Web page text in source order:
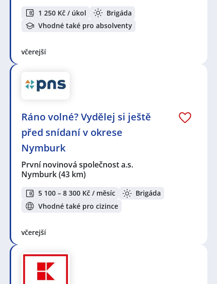
1 250 Kč / úkol
Brigáda
Vhodné také pro absolventy
včerejší
Ráno volné? Vydělej si ještě
před snídaní v okrese
Nymburk
První novinová společnost a.s.
Nymburk(43 km)
5 100 – 8 300 Kč / měsíc
Brigáda
Vhodné také pro cizince
včerejší